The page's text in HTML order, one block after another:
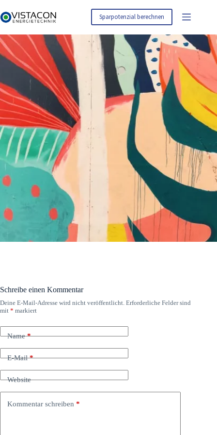
Inhalt
springen
Sparpotenzial berechnen
Schreibe einen Kommentar
Deine E-Mail-Adresse wird nicht veröffentlicht. Erforderliche Felder sind
mit * markiert
Name*
E-Mail*
Website
Kommentar schreiben *